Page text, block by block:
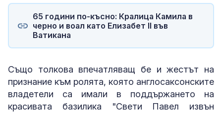
65 години по-късно: Кралица Камила в
черно и воал като Елизабет II във
Ватикана
Също толкова впечатляващ бе и жестът на
признание към ролята, която англосаксонските
владетели са имали в поддържането на
красивата базилика "Свети Павел извън